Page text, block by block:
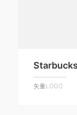
矢量LOGO